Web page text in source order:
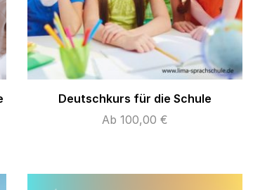
Deutschkurs für die Schule
Ab 100,00 €